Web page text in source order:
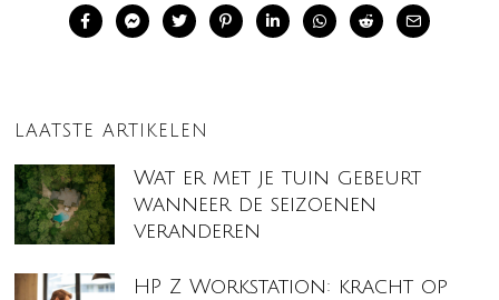
LAATSTE ARTIKELEN
Wat er met je tuin gebeurt
wanneer de seizoenen
veranderen
HP Z Workstation: kracht op